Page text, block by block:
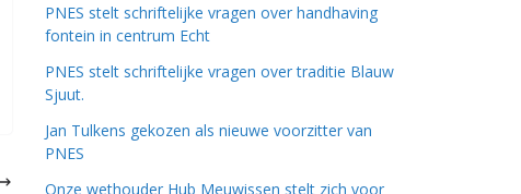
PNES stelt schriftelijke vragen over handhaving
fontein in centrum Echt
PNES stelt schriftelijke vragen over traditie Blauw
Sjuut.
Jan Tulkens gekozen als nieuwe voorzitter van
PNES
Onze wethouder Hub Meuwissen stelt zich voor